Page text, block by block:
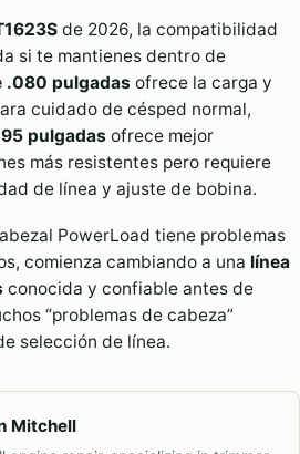
de 2026, la compatibilidad
si te mantienes dentro de
.080 pulgadas ofrece la carga y
cuidado de césped normal,
pulgadas ofrece mejor
más resistentes pero requiere
de línea y ajuste de bobina.
PowerLoad tiene problemas
comienza cambiando a una línea
conocida y confiable antes de
“problemas de cabeza”
selección de línea.
Mitchell